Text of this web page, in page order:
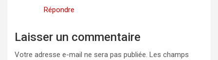
Répondre
Laisser un commentaire
Votre adresse e-mail ne sera pas publiée. Les champs